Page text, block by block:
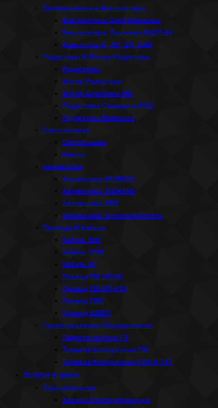
Промышленные Вентиляторы
Вентиляторы Центробежные
Вентиляторы Пылевые ВЦП7-40
Дымососы Д, ДН, ВД, ВДН
Редукторы И Мотор-Редукторы
Редукторы
Мотор-Редукторы
Мотор-Барабаны МБ
Редукторы Стандарта ESQ
Редукторы Motovario
Светотехника
Светильники
Лампы
Автоматика
Автоматика HYUNDAI
Автоматика SIEMENS
Автоматика ABB
Автоматика SchneiderElectric
Провода И Кабели
Кабель ВВГ
Кабель NYM
Кабель КГ
Провод ПВ-1(ПуВ)
Провод ПВ-3(ПуГВ)
Провод ПВС
Провод ШВВП
Грузоподъемное Оборудование
Гидротолкатели ТЭ
Тормоза Колодочные ТКГ
Тормоза Колодочные ТКП И ТКТ
Услуги и цены
Электромонтаж
Замена Электропроводки